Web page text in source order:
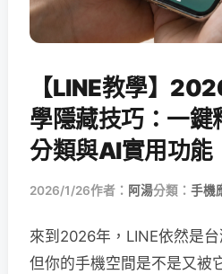
【LINE教學】
學隱藏技巧：一鍵
分類與AI實用功能
2026/1/26作者： 阿湯分類： 手機
來到2026年，LINE依然是
但你的手機空間是不是又被